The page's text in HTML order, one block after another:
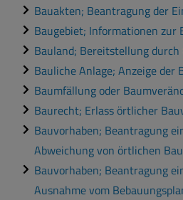
Bauakten; Beantragung der
Baugebiet; Informationen zur
Bauland; Bereitstellung durch
Bauliche Anlage; Anzeige der
Baumfällung oder
Baurecht; Erlass örtlicher
Bauvorhaben; Beantragung
Abweichung von örtlichen
Bauvorhaben; Beantragung
Ausnahme vom